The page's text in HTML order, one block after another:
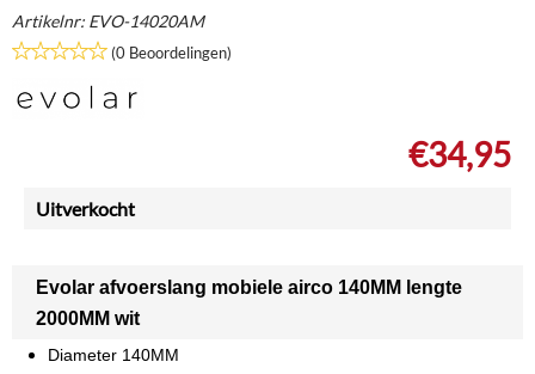
Artikelnr: EVO-14020AM
(0 Beoordelingen)
€34,95
Uitverkocht
Evolar afvoerslang mobiele airco 140MM lengte
2000MM wit
Diameter 140MM